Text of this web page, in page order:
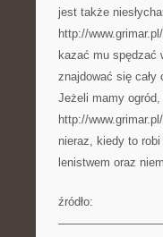
jest także
http://
kazać mu spędzać
znajdować się
Jeżeli mamy
http://
nieraz, kiedy to
lenistwem oraz
źródło: